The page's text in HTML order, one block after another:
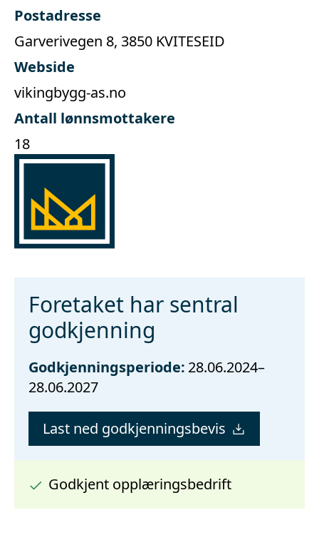
Postadresse
Garverivegen 8, 3850 KVITESEID
Webside
vikingbygg-as.no
Antall lønnsmottakere
18
Foretaket har sentral
godkjenning
Godkjenningsperiode: 28.06.2024–
28.06.2027
Last ned godkjenningsbevis
Godkjent opplæringsbedrift